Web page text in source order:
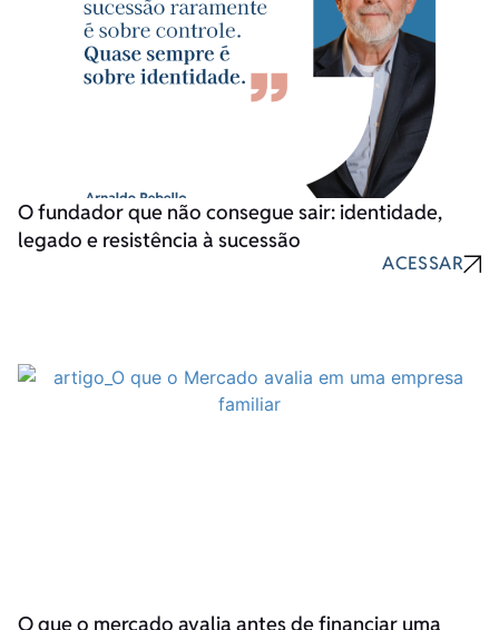
O fundador que não consegue sair: identidade,
legado e resistência à sucessão
ACESSAR
O que o mercado avalia antes de financiar uma